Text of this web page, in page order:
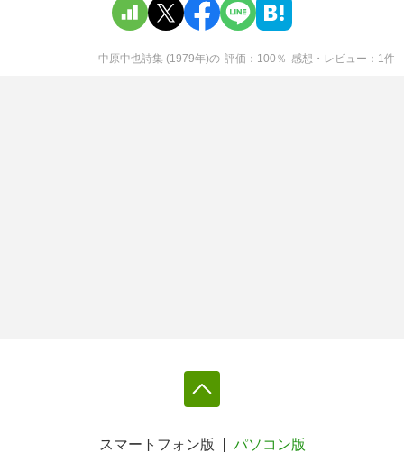
中原中也詩集 (1979年)の 評価 100 ％ 感想・レビュー 1 件
スマートフォン版 パソコン版